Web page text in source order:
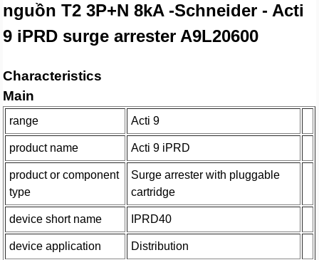
nguồn T2 3P+N 8kA -Schneider - Acti
9 iPRD surge arrester A9L20600
Characteristics
Main
range Acti 9
product name Acti 9 iPRD
product or component
type
Surge arrester with pluggable
cartridge
device short name IPRD40
device application Distribution